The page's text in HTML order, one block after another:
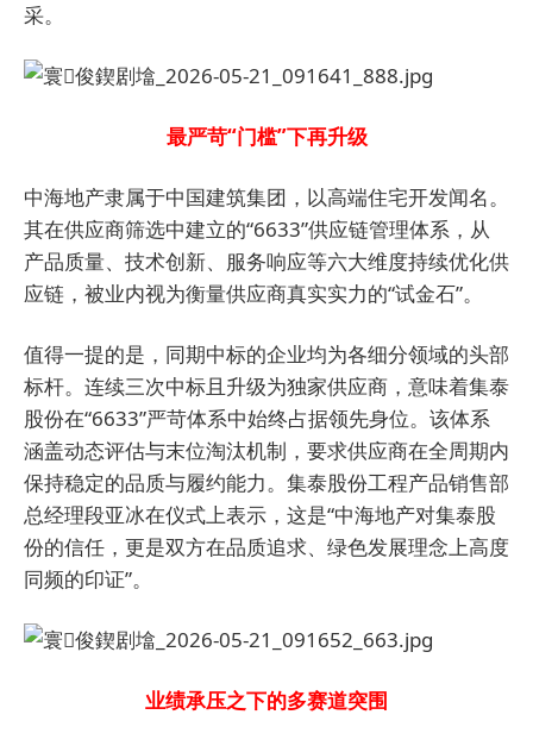
采。
最严苛“门槛”下再升级
中海地产隶属于中国建筑集团，以高端住宅开发闻名。
其在供应商筛选中建立的“6633”供应链管理体系，从
产品质量、技术创新、服务响应等六大维度持续优化供
应链，被业内视为衡量供应商真实实力的“试金石”。
值得一提的是，同期中标的企业均为各细分领域的头部
标杆。 连续三次中标且升级为独家供应商，意味着集泰
股份在“6633”严苛体系中始终占据领先身位。该体系
涵盖动态评估与末位淘汰机制，要求供应商在全周期内
保持稳定的品质与履约能力。集泰股份工程产品销售部
总经理段亚冰在仪式上表示，这是“中海地产对集泰股
份的信任，更是双方在品质追求、绿色发展理念上高度
同频的印证”。
业绩承压之下的多赛道突围